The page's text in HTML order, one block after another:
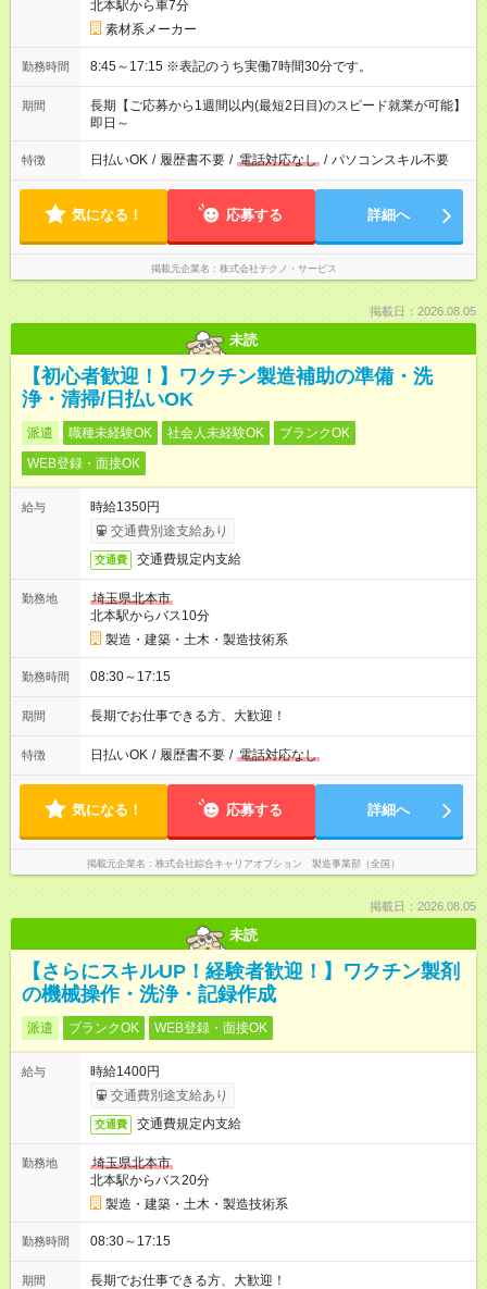
北本駅から車7分
素材系メーカー
勤務時間 8:45～17:15 ※表記のうち実働7時間30分です。
期間
長期【ご応募から1週間以内(最短2日目)のスピード就業が可能】
即日～
特徴 日払いOK / 履歴書不要 / 電話対応なし / パソコンスキル不要
気になる！ 応募する 詳細へ
掲載元企業名 株式会社テクノ・サービス
掲載日：2026.08.05
未読
【初心者歓迎！】ワクチン製造補助の準備・洗
浄・清掃/日払いOK
派遣 職種未経験OK 社会人未経験OK
ブランクOK
WEB登録・面接OK
給与
時給1350円
交通費別途支給あり
交通費 交通費規定内支給
勤務地
埼玉県北本市
北本駅からバス10分
製造・建築・土木・製造技術系
勤務時間 08:30～17:15
期間 長期でお仕事できる方、大歓迎！
特徴 日払いOK / 履歴書不要 / 電話対応なし
気になる！ 応募する 詳細へ
掲載元企業名 株式会社綜合キャリアオプション 製造事業部（全国）
掲載日：2026.08.05
未読
【さらにスキルUP！経験者歓迎！】ワクチン製剤
の機械操作・洗浄・記録作成
派遣 ブランクOK WEB登録・面接OK
給与
時給1400円
交通費別途支給あり
交通費 交通費規定内支給
勤務地
埼玉県北本市
北本駅からバス20分
製造・建築・土木・製造技術系
勤務時間 08:30～17:15
期間 長期でお仕事できる方、大歓迎！